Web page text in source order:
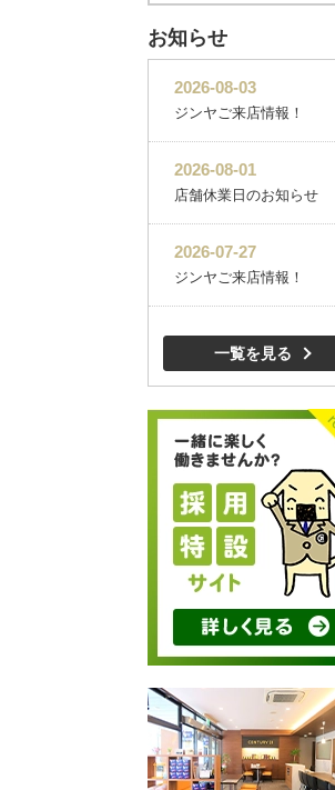
お知らせ
一覧を見る